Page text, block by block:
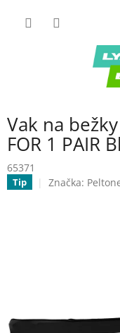
Vak na
FOR 1 PAIR
65371
Tip Značka: